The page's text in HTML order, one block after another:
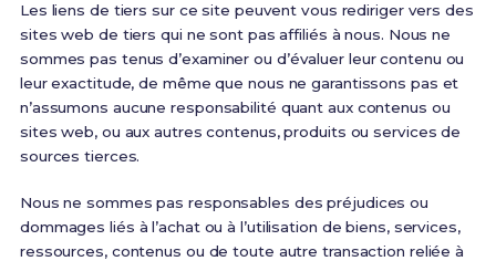
Les liens de tiers sur ce site peuvent vous rediriger vers des
sites web de tiers qui ne sont pas affiliés à nous. Nous ne
sommes pas tenus d’examiner ou d’évaluer leur contenu ou
leur exactitude, de même que nous ne garantissons pas et
n’assumons aucune responsabilité quant aux contenus ou
sites web, ou aux autres contenus, produits ou services de
sources tierces.
Nous ne sommes pas responsables des préjudices ou
dommages liés à l’achat ou à l’utilisation de biens, services,
ressources, contenus ou de toute autre transaction reliée à